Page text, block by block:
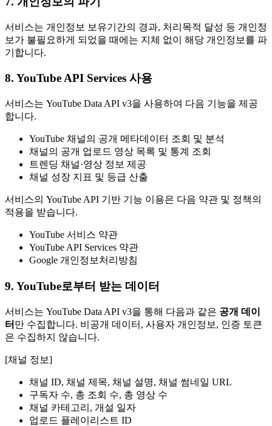
서비스는 개인정보 보유기간의 경과, 처리목적 달성 등 개인정
보가 불필요하게 되었을 때에는 지체 없이 해당 개인정보를 파
기합니다.
8. YouTube API Services 사용
서비스는 YouTube Data API v3을 사용하여 다음 기능을 제공
합니다.
YouTube 채널의 공개 메타데이터 조회 및 분석
채널의 공개 업로드 영상 목록 및 통계 조회
트렌딩 채널·영상 정보 제공
채널 성장 지표 및 등급 산출
서비스의 YouTube API 기반 기능 이용은 다음 약관 및 정책의
적용을 받습니다.
YouTube 서비스 약관
YouTube API Services 약관
Google 개인정보처리방침
9. YouTube로부터 받는 데이터
서비스는 YouTube Data API v3을 통해 다음과 같은 공개 데이
터 만 수집합니다. 비공개 데이터, 사용자 개인정보, 인증 토큰
은 수집하지 않습니다.
[채널 정보]
채널 ID, 채널 제목, 채널 설명, 채널 썸네일 URL
구독자 수, 총 조회 수, 총 영상 수
채널 카테고리, 개설 일자
업로드 플레이리스트 ID